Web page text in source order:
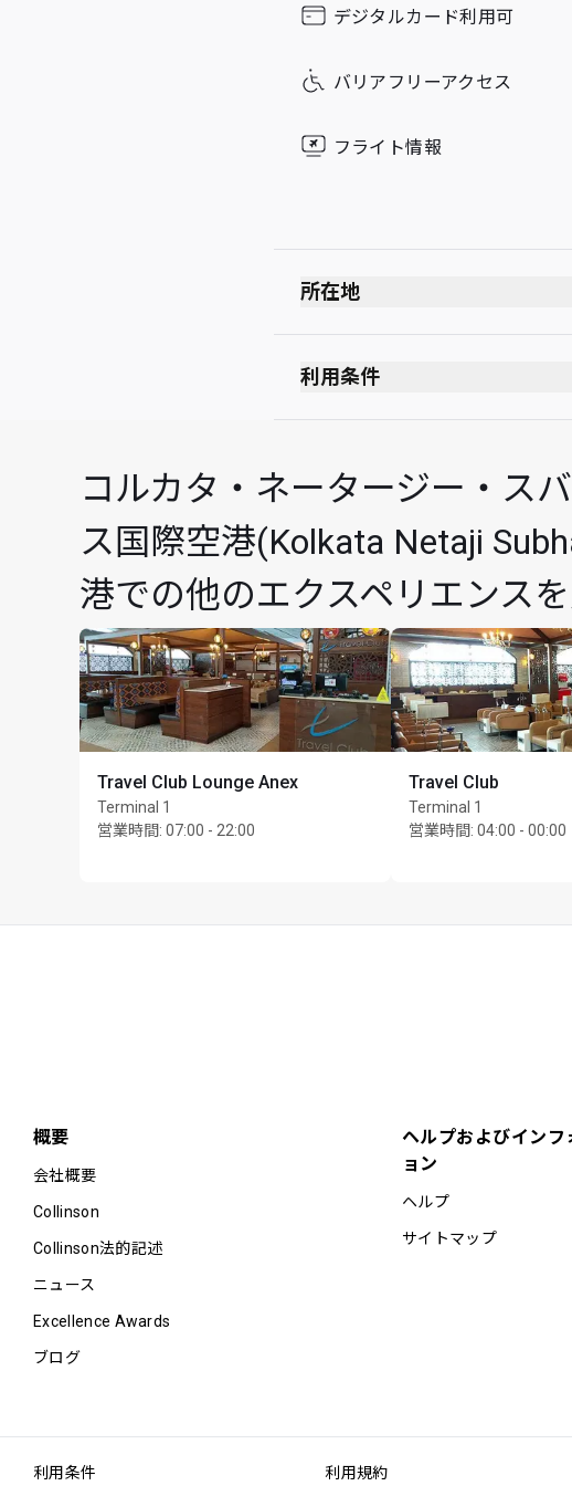
Sundayデジタルカード利用可
バリアフリーアクセス
フライト情報
所在地
利用条件
コルカタ・ネータージー・ス
ス国際空港(Kolkata Netaji
港での他のエクスペリエンス
Travel Club Lounge Anex
Terminal 1
営業時間: 07:00 - 22:00
Travel Club
Terminal 1
営業時間: 04:00 - 00:00
概要
会社概要
Collinson
Collinson法的記述
ニュース
Excellence Awards
ブログ
ヘルプおよびインフ
ョン
ヘルプ
サイトマップ
利用条件 利用規約